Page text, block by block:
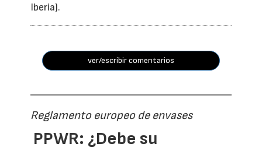
Iberia).
ver/escribir comentarios
Reglamento europeo de envases
PPWR: ¿Debe su